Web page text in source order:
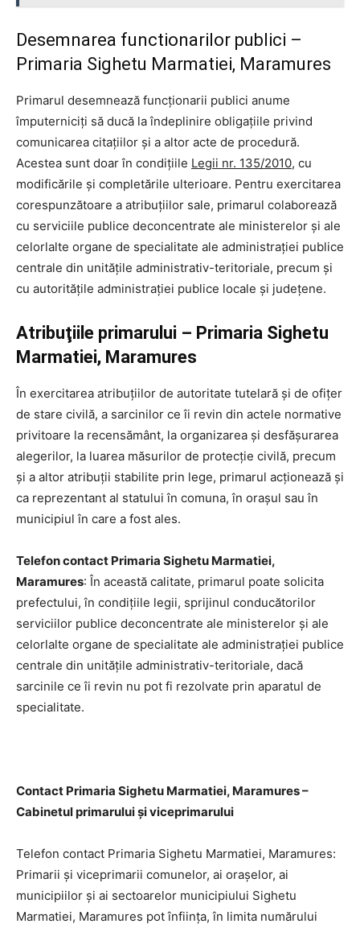
Desemnarea functionarilor publici –
Primaria Sighetu Marmatiei, Maramures
Primarul desemnează funcţionarii publici anume
împuterniciţi să ducă la îndeplinire obligaţiile privind
comunicarea citaţiilor şi a altor acte de procedură.
Acestea sunt doar în condiţiile Legii nr. 135/2010, cu
modificările şi completările ulterioare. Pentru exercitarea
corespunzătoare a atribuţiilor sale, primarul colaborează
cu serviciile publice deconcentrate ale ministerelor şi ale
celorlalte organe de specialitate ale administraţiei publice
centrale din unităţile administrativ-teritoriale, precum şi
cu autorităţile administraţiei publice locale şi judeţene.
Atribuţiile primarului – Primaria Sighetu
Marmatiei, Maramures
În exercitarea atribuţiilor de autoritate tutelară şi de ofiţer
de stare civilă, a sarcinilor ce îi revin din actele normative
privitoare la recensământ, la organizarea şi desfăşurarea
alegerilor, la luarea măsurilor de protecţie civilă, precum
şi a altor atribuţii stabilite prin lege, primarul acţionează şi
ca reprezentant al statului în comuna, în oraşul sau în
municipiul în care a fost ales.
Telefon contact Primaria Sighetu Marmatiei,
Maramures: În această calitate, primarul poate solicita
prefectului, în condiţiile legii, sprijinul conducătorilor
serviciilor publice deconcentrate ale ministerelor şi ale
celorlalte organe de specialitate ale administraţiei publice
centrale din unităţile administrativ-teritoriale, dacă
sarcinile ce îi revin nu pot fi rezolvate prin aparatul de
specialitate.
Contact Primaria Sighetu Marmatiei, Maramures –
Cabinetul primarului şi viceprimarului
Telefon contact Primaria Sighetu Marmatiei, Maramures:
Primarii şi viceprimarii comunelor, ai oraşelor, ai
municipiilor şi ai sectoarelor municipiului Sighetu
Marmatiei, Maramures pot înfiinţa, în limita numărului